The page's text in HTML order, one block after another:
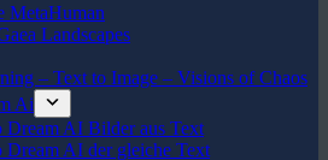
MetaHuman
Landscapes
– Text to Image – Visions of Chaos
Ai
Dream AI Bilder aus Text
Dream AI der gleiche Text